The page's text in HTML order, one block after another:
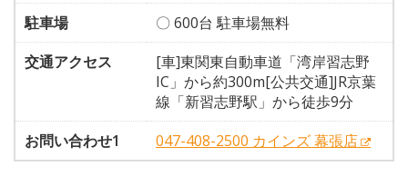
駐車場
〇 600台 駐車場無料
交通アクセス
[車]東関東自動車道「湾岸習志野
IC」から約300m[公共交通]JR京葉
線「新習志野駅」から徒歩9分
お問い合わせ1
047-408-2500 カインズ 幕張店